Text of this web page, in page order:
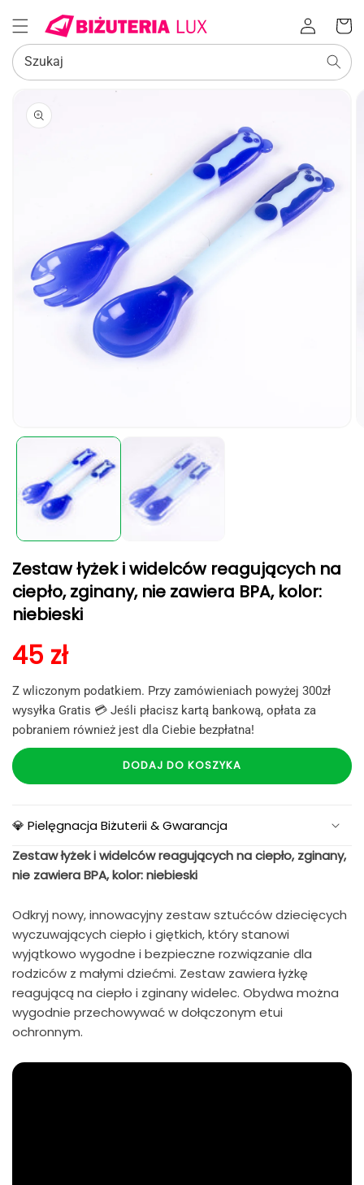
Zaloguj
się
Koszyk
Szukaj
POMIŃ, ABY
PRZEJŚĆ
INFORMACJI
multimedia
oknie
modalnym
Zestaw łyżek i widelców reagujących na
ciepło, zginany, nie zawiera BPA, kolor:
niebieski
Cena regularna
45 zł
Z wliczonym podatkiem. Przy zamówieniach powyżej 300zł
wysyłka Gratis 💳 Jeśli płacisz kartą bankową, opłata za
pobraniem również jest dla Ciebie bezpłatna!
DODAJ DO KOSZYKA
💎 Pielęgnacja Biżuterii & Gwarancja
Zestaw łyżek i widelców reagujących na ciepło, zginany,
nie zawiera BPA, kolor: niebieski
Odkryj nowy, innowacyjny zestaw sztućców dziecięcych
wyczuwających ciepło i giętkich, który stanowi
wyjątkowo wygodne i bezpieczne rozwiązanie dla
rodziców z małymi dziećmi. Zestaw zawiera łyżkę
reagującą na ciepło i zginany widelec. Obydwa można
wygodnie przechowywać w dołączonym etui
ochronnym.